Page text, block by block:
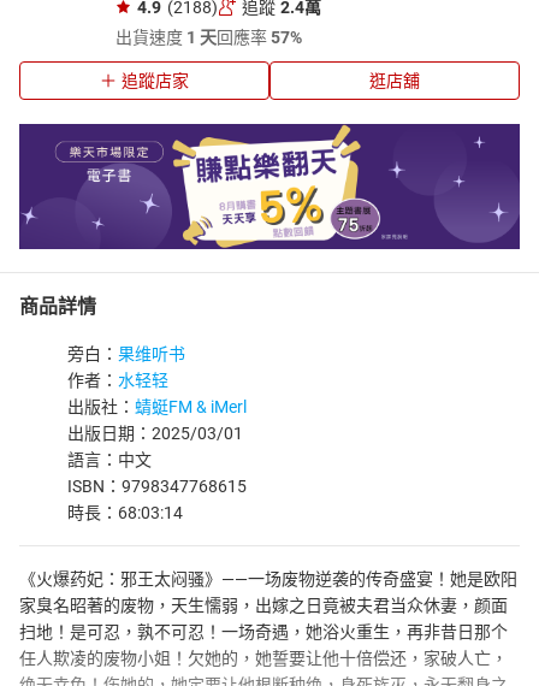
4.9 (2188) 追蹤 2.4萬
出貨速度 1 天回應率57%
追蹤店家 逛店舖
商品詳情
旁白： 果维听书
作者： 水轻轻
出版社： 蜻蜓FM & iMerl
出版日期：2025/03/01
語言：中文
ISBN：9798347768615
時長：68:03:14
《火爆药妃：邪王太闷骚》——一场废物逆袭的传奇盛宴！她是欧阳
家臭名昭著的废物，天生懦弱，出嫁之日竟被夫君当众休妻，颜面
扫地！是可忍，孰不可忍！一场奇遇，她浴火重生，再非昔日那个
任人欺凌的废物小姐！欠她的，她誓要让他十倍偿还，家破人亡，